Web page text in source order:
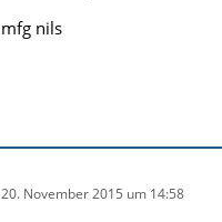
mfg nils
20. November 2015 um 14:58